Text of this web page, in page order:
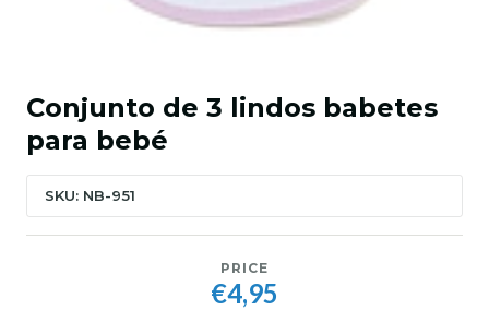
Conjunto de 3 lindos babetes
para bebé
SKU: NB-951
PRICE
€4,95